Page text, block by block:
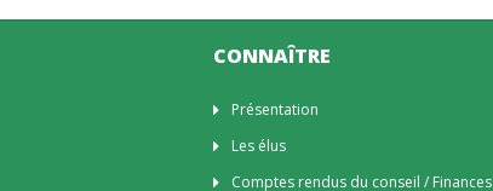
CONNAÎTRE
Présentation
Les élus
Comptes rendus du conseil / Finances